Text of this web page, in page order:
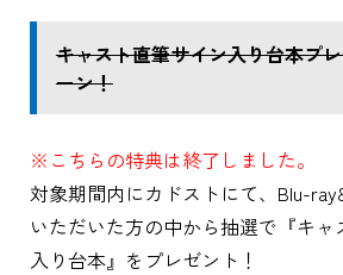
キャスト直筆サイン入り台本プ
ーン！
※こちらの特典は終了しました。
対象期間内にカドストにて、Blu-
いただいた方の中から抽選で『キャ
入り台本』をプレゼント！